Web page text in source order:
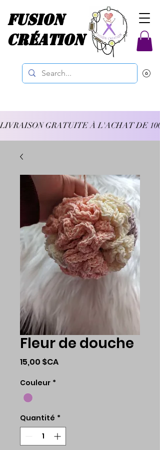
Fusion
Création
LIVRAISON GRATUITE À L'ACHAT DE
Fleur de douche
15,00 $CAPrix
Couleur *
Quantité *